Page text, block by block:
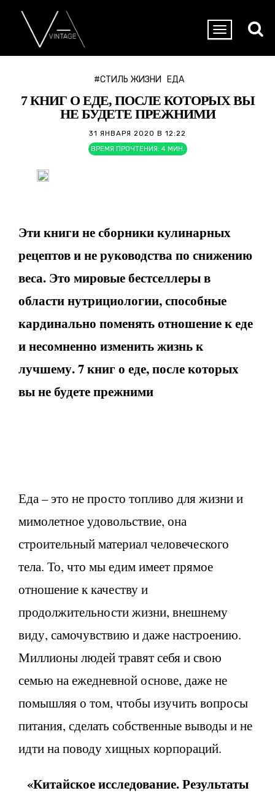
#СТИЛЬ ЖИЗНИ ЕДА
7 КНИГ О ЕДЕ, ПОСЛЕ КОТОРЫХ ВЫ
НЕ БУДЕТЕ ПРЕЖНИМИ
31 ЯНВАРЯ 2020 В 12:22
ВРЕМЯ ПРОЧТЕНИЯ: 4 МИН.
Эти книги не сборники кулинарных
рецептов и не руководства по снижению
веса. Это мировые бестселлеры в
области нутрициологии, способные
кардинально поменять отношение к еде
и несомненно изменить жизнь к
лучшему. 7 книг о еде, после которых
вы не будете прежними
Еда – это не просто топливо для жизни и
мимолетное удовольствие, она
строительный материал человеческого
тела. То, что мы едим имеет прямое
отношение к качеству и
продолжительности жизни, внешнему
виду, самочувствию и даже настроению.
Миллионы людей травят себя и свою
семью на ежедневной основе, даже не
помышляя о том, чтобы изучить вопросы
питания, сделать собственные выводы и не
идти на поводу хищных корпораций.
«Китайское исследование. Результаты